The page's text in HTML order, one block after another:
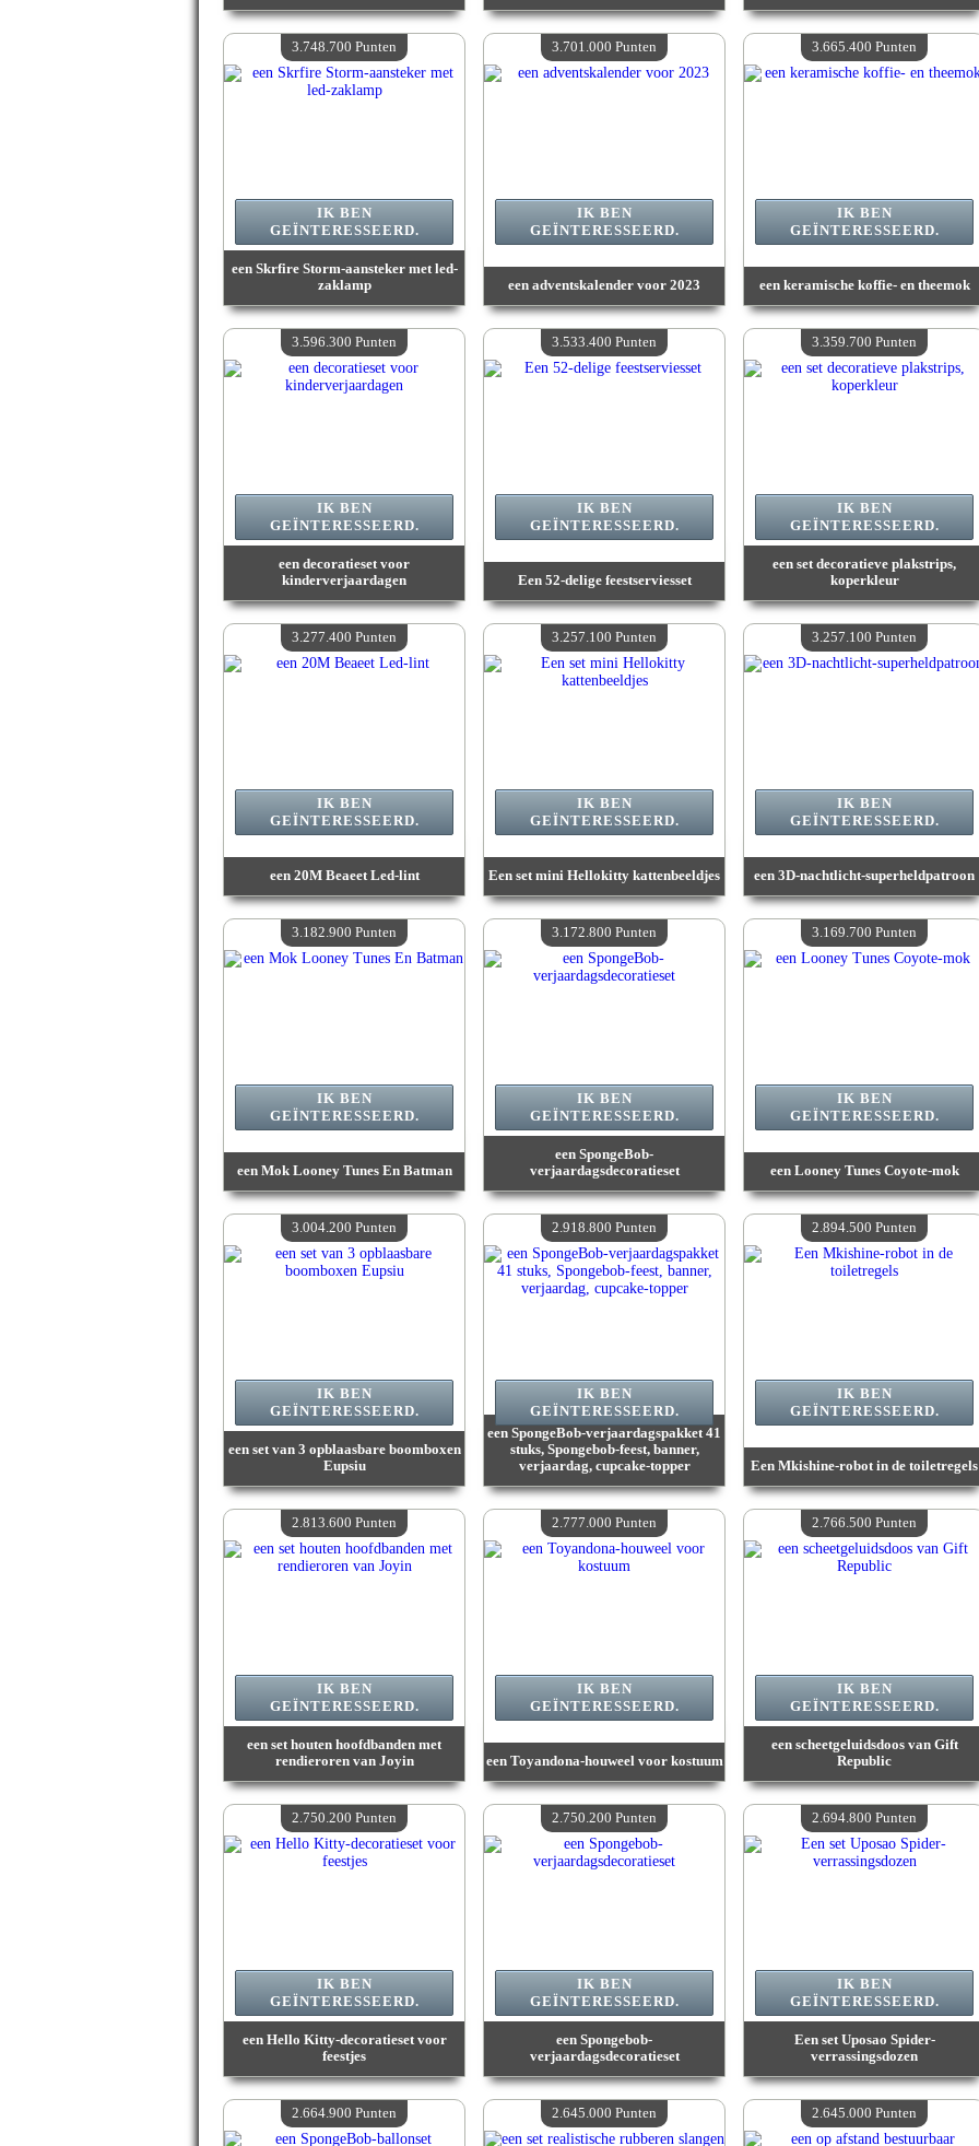
Waarde :3 874 000 Gekke punten
Beschikbare hoeveelheid :4
Waarde :3 827 300 Gekke punten
Beschikbare hoeveelheid :4
Waarde :3 813 100 Gekke punten
Beschikbare hoeveelheid :4
een Skrfire Storm-aansteker met led-
zaklamp
Waarde :3 748 700 Gekke punten
Beschikbare hoeveelheid :4
IK BEN
GEÏNTERESSEERD.
3.748.700 Punten
een adventskalender voor 2023
Waarde :3 701 000 Gekke punten
Beschikbare hoeveelheid :4
IK BEN
GEÏNTERESSEERD.
3.701.000 Punten
een keramische koffie- en theemok
Waarde :3 665 400 Gekke punten
Beschikbare hoeveelheid :4
IK BEN
GEÏNTERESSEERD.
3.665.400 Punten
een decoratieset voor
kinderverjaardagen
Waarde :3 596 300 Gekke punten
Beschikbare hoeveelheid :4
IK BEN
GEÏNTERESSEERD.
3.596.300 Punten
Een 52-delige feestserviesset
Waarde :3 533 400 Gekke punten
Beschikbare hoeveelheid :4
IK BEN
GEÏNTERESSEERD.
3.533.400 Punten
een set decoratieve plakstrips,
koperkleur
Waarde :3 359 700 Gekke punten
Beschikbare hoeveelheid :4
IK BEN
GEÏNTERESSEERD.
3.359.700 Punten
een 20M Beaeet Led-lint
Waarde :3 277 400 Gekke punten
Beschikbare hoeveelheid :4
IK BEN
GEÏNTERESSEERD.
3.277.400 Punten
Een set mini Hellokitty kattenbeeldjes
Waarde :3 257 100 Gekke punten
Beschikbare hoeveelheid :4
IK BEN
GEÏNTERESSEERD.
3.257.100 Punten
een 3D-nachtlicht-superheldpatroon
Waarde :3 257 100 Gekke punten
Beschikbare hoeveelheid :4
IK BEN
GEÏNTERESSEERD.
3.257.100 Punten
een Mok Looney Tunes En Batman
Waarde :3 182 900 Gekke punten
Beschikbare hoeveelheid :4
IK BEN
GEÏNTERESSEERD.
3.182.900 Punten
een SpongeBob-
verjaardagsdecoratieset
Waarde :3 172 800 Gekke punten
Beschikbare hoeveelheid :4
IK BEN
GEÏNTERESSEERD.
3.172.800 Punten
een Looney Tunes Coyote-mok
Waarde :3 169 700 Gekke punten
Beschikbare hoeveelheid :4
IK BEN
GEÏNTERESSEERD.
3.169.700 Punten
een set van 3 opblaasbare boomboxen
Eupsiu
Waarde :3 004 200 Gekke punten
Beschikbare hoeveelheid :4
IK BEN
GEÏNTERESSEERD.
3.004.200 Punten
een SpongeBob-verjaardagspakket 41
stuks, Spongebob-feest, banner,
verjaardag, cupcake-topper
Waarde :2 918 800 Gekke punten
Beschikbare hoeveelheid :4
IK BEN
GEÏNTERESSEERD.
2.918.800 Punten
Een Mkishine-robot in de toiletregels
Waarde :2 894 500 Gekke punten
Beschikbare hoeveelheid :4
IK BEN
GEÏNTERESSEERD.
2.894.500 Punten
een set houten hoofdbanden met
rendieroren van Joyin
Waarde :2 813 600 Gekke punten
Beschikbare hoeveelheid :4
IK BEN
GEÏNTERESSEERD.
2.813.600 Punten
een Toyandona-houweel voor kostuum
Waarde :2 777 000 Gekke punten
Beschikbare hoeveelheid :4
IK BEN
GEÏNTERESSEERD.
2.777.000 Punten
een scheetgeluidsdoos van Gift
Republic
Waarde :2 766 500 Gekke punten
Beschikbare hoeveelheid :4
IK BEN
GEÏNTERESSEERD.
2.766.500 Punten
een Hello Kitty-decoratieset voor
feestjes
Waarde :2 750 200 Gekke punten
Beschikbare hoeveelheid :4
IK BEN
GEÏNTERESSEERD.
2.750.200 Punten
een Spongebob-
verjaardagsdecoratieset
Waarde :2 750 200 Gekke punten
Beschikbare hoeveelheid :4
IK BEN
GEÏNTERESSEERD.
2.750.200 Punten
Een set Uposao Spider-
verrassingsdozen
Waarde :2 694 800 Gekke punten
Beschikbare hoeveelheid :4
IK BEN
GEÏNTERESSEERD.
2.694.800 Punten
2.664.900 Punten 2.645.000 Punten 2.645.000 Punten